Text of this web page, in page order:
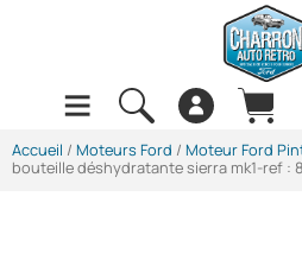
Accueil / Moteurs Ford / Moteur Ford
bouteille déshydratante sierra mk1-ref :